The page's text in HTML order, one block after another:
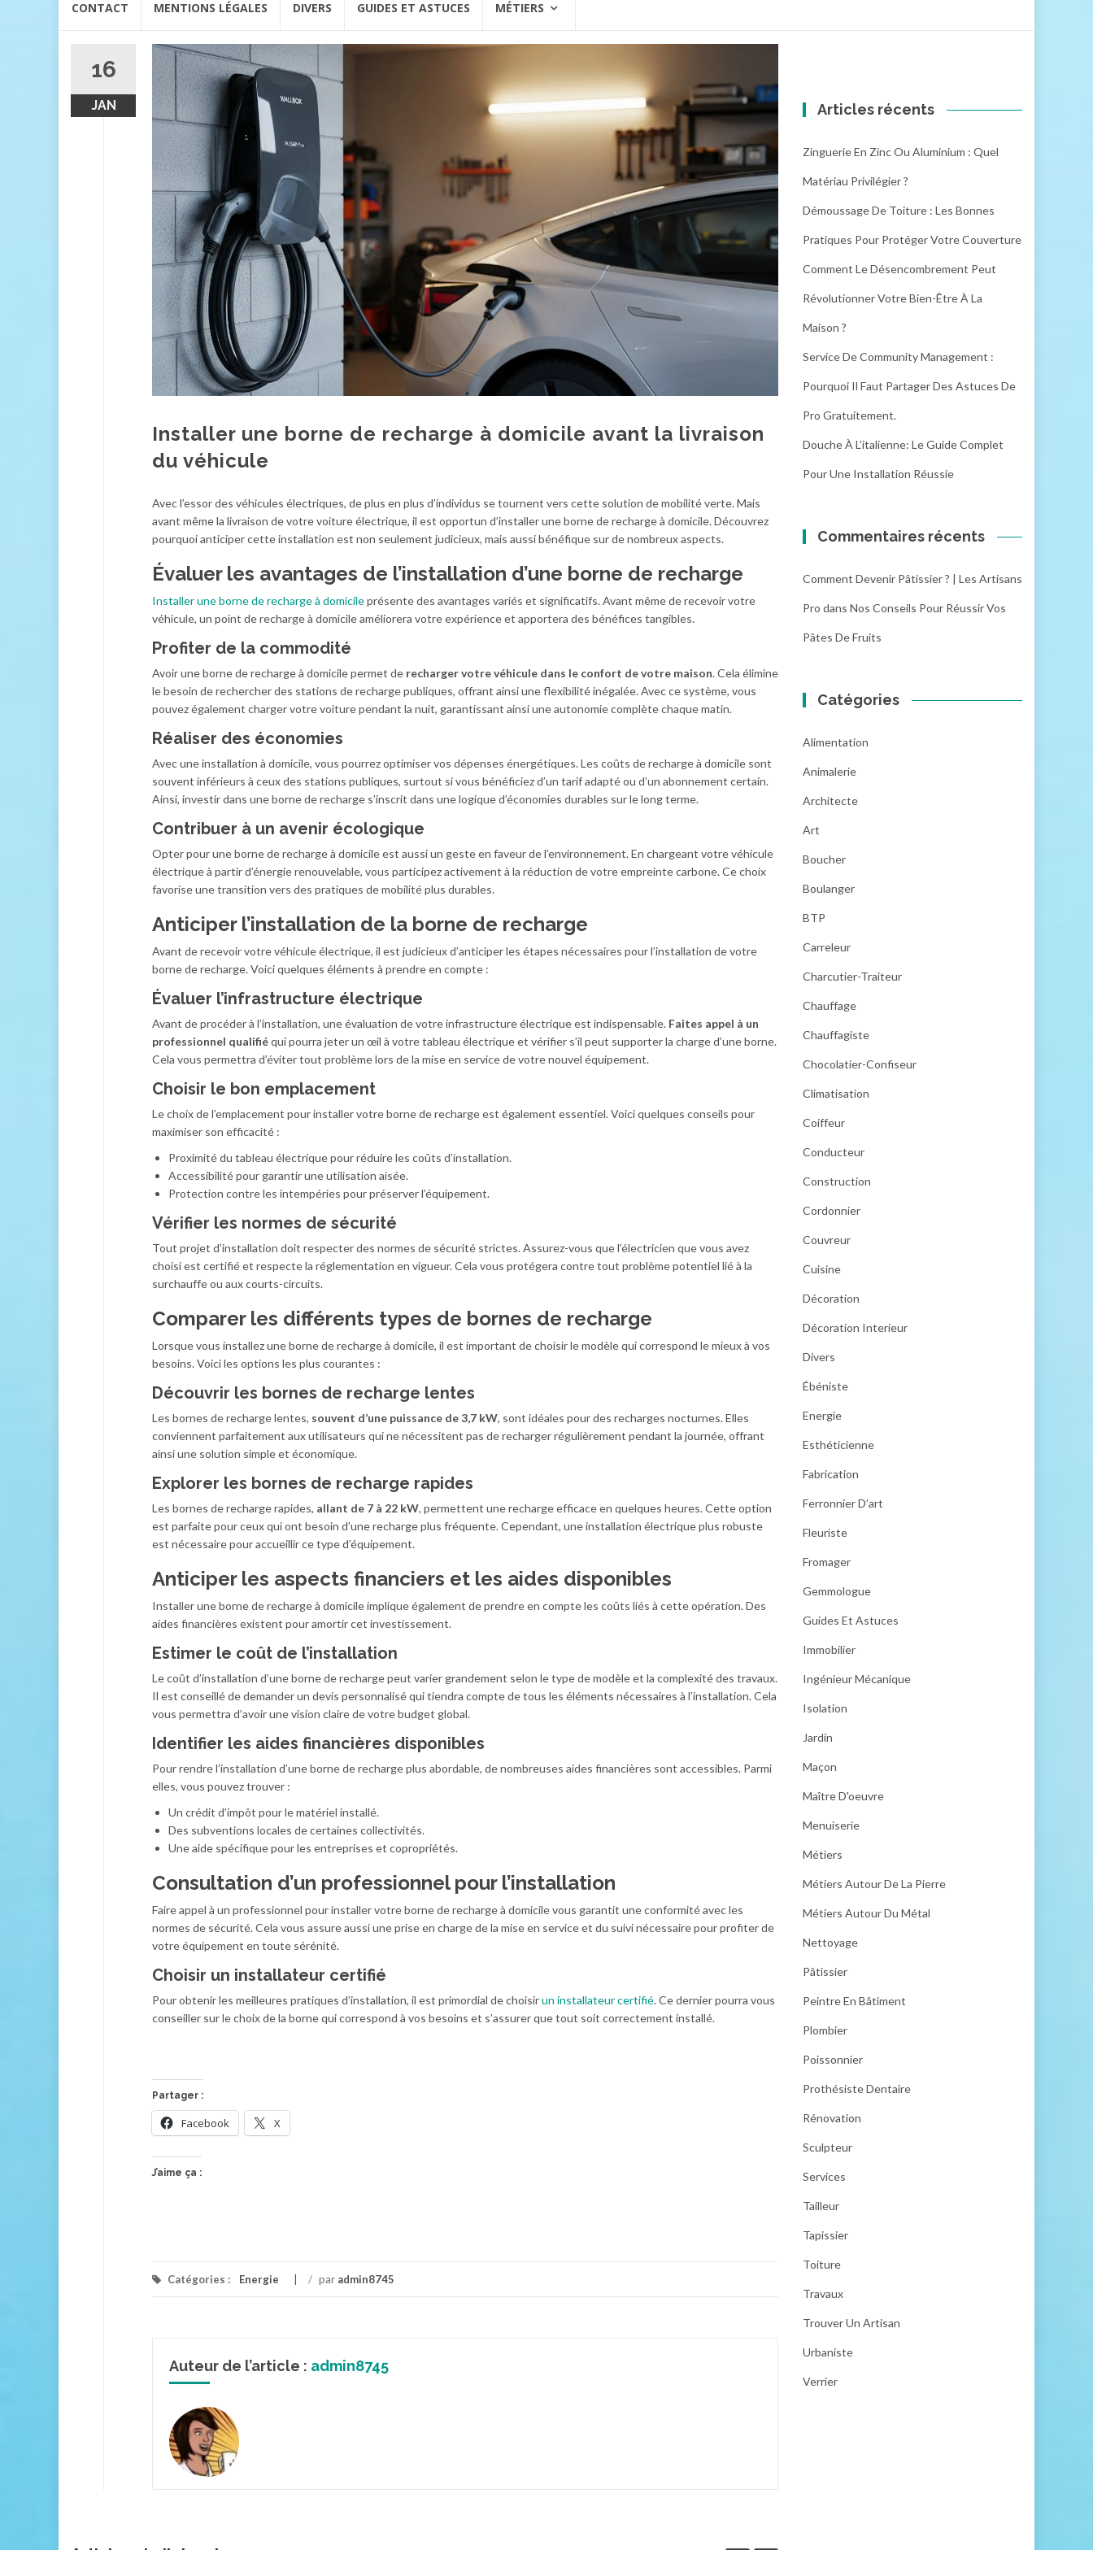
CONTACT MENTIONS LÉGALES DIVERS GUIDES ET ASTUCES MÉTIERS
16
JAN
Installer une borne de recharge à domicile avant la livraison
du véhicule
Avec l’essor des véhicules électriques, de plus en plus d’individus se tournent vers cette solution de mobilité verte. Mais
avant même la livraison de votre voiture électrique, il est opportun d’installer une borne de recharge à domicile. Découvrez
pourquoi anticiper cette installation est non seulement judicieux, mais aussi bénéfique sur de nombreux aspects.
Évaluer les avantages de l’installation d’une borne de recharge
Installer une borne de recharge à domicileprésente des avantages variés et significatifs. Avant même de recevoir votre
véhicule, un point de recharge à domicile améliorera votre expérience et apportera des bénéfices tangibles.
Profiter de la commodité
Avoir une borne de recharge à domicile permet de recharger votre véhicule dans le confort de votre maison. Cela élimine
le besoin de rechercher des stations de recharge publiques, offrant ainsi une flexibilité inégalée. Avec ce système, vous
pouvez également charger votre voiture pendant la nuit, garantissant ainsi une autonomie complète chaque matin.
Réaliser des économies
Avec une installation à domicile, vous pourrez optimiser vos dépenses énergétiques. Les coûts de recharge à domicile sont
souvent inférieurs à ceux des stations publiques, surtout si vous bénéficiez d’un tarif adapté ou d’un abonnement certain.
Ainsi, investir dans une borne de recharge s’inscrit dans une logique d’économies durables sur le long terme.
Contribuer à un avenir écologique
Opter pour une borne de recharge à domicile est aussi un geste en faveur de l’environnement. En chargeant votre véhicule
électrique à partir d’énergie renouvelable, vous participez activement à la réduction de votre empreinte carbone. Ce choix
favorise une transition vers des pratiques de mobilité plus durables.
Anticiper l’installation de la borne de recharge
Avant de recevoir votre véhicule électrique, il est judicieux d’anticiper les étapes nécessaires pour l’installation de votre
borne de recharge. Voici quelques éléments à prendre en compte :
Évaluer l’infrastructure électrique
Avant de procéder à l’installation, une évaluation de votre infrastructure électrique est indispensable. Faites appel à un
professionnel qualifiéqui pourra jeter un œil à votre tableau électrique et vérifier s’il peut supporter la charge d’une borne.
Cela vous permettra d’éviter tout problème lors de la mise en service de votre nouvel équipement.
Choisir le bon emplacement
Le choix de l’emplacement pour installer votre borne de recharge est également essentiel. Voici quelques conseils pour
maximiser son efficacité :
Proximité du tableau électrique pour réduire les coûts d’installation.
Accessibilité pour garantir une utilisation aisée.
Protection contre les intempéries pour préserver l’équipement.
Vérifier les normes de sécurité
Tout projet d’installation doit respecter des normes de sécurité strictes. Assurez-vous que l’électricien que vous avez
choisi est certifié et respecte la réglementation en vigueur. Cela vous protégera contre tout problème potentiel lié à la
surchauffe ou aux courts-circuits.
Comparer les différents types de bornes de recharge
Lorsque vous installez une borne de recharge à domicile, il est important de choisir le modèle qui correspond le mieux à vos
besoins. Voici les options les plus courantes :
Découvrir les bornes de recharge lentes
Les bornes de recharge lentes, souvent d’une puissance de 3,7 kW, sont idéales pour des recharges nocturnes. Elles
conviennent parfaitement aux utilisateurs qui ne nécessitent pas de recharger régulièrement pendant la journée, offrant
ainsi une solution simple et économique.
Explorer les bornes de recharge rapides
Les bornes de recharge rapides, allant de 7 à 22 kW, permettent une recharge efficace en quelques heures. Cette option
est parfaite pour ceux qui ont besoin d’une recharge plus fréquente. Cependant, une installation électrique plus robuste
est nécessaire pour accueillir ce type d’équipement.
Anticiper les aspects financiers et les aides disponibles
Installer une borne de recharge à domicile implique également de prendre en compte les coûts liés à cette opération. Des
aides financières existent pour amortir cet investissement.
Estimer le coût de l’installation
Le coût d’installation d’une borne de recharge peut varier grandement selon le type de modèle et la complexité des travaux.
Il est conseillé de demander un devis personnalisé qui tiendra compte de tous les éléments nécessaires à l’installation. Cela
vous permettra d’avoir une vision claire de votre budget global.
Identifier les aides financières disponibles
Pour rendre l’installation d’une borne de recharge plus abordable, de nombreuses aides financières sont accessibles. Parmi
elles, vous pouvez trouver :
Un crédit d’impôt pour le matériel installé.
Des subventions locales de certaines collectivités.
Une aide spécifique pour les entreprises et copropriétés.
Consultation d’un professionnel pour l’installation
Faire appel à un professionnel pour installer votre borne de recharge à domicile vous garantit une conformité avec les
normes de sécurité. Cela vous assure aussi une prise en charge de la mise en service et du suivi nécessaire pour profiter de
votre équipement en toute sérénité.
Choisir un installateur certifié
Pour obtenir les meilleures pratiques d’installation, il est primordial de choisirun installateur certifié. Ce dernier pourra vous
conseiller sur le choix de la borne qui correspond à vos besoins et s’assurer que tout soit correctement installé.
Partager :
Facebook X
J’aime ça :
Catégories : Energie / par admin8745
Auteur de l’article : admin8745
Articles récents
Zinguerie En Zinc Ou Aluminium : Quel
Matériau Privilégier ?
Démoussage De Toiture : Les Bonnes
Pratiques Pour Protéger Votre Couverture
Comment Le Désencombrement Peut
Révolutionner Votre Bien-Être À La
Maison ?
Service De Community Management :
Pourquoi Il Faut Partager Des Astuces De
Pro Gratuitement.
Douche À L’italienne: Le Guide Complet
Pour Une Installation Réussie
Commentaires récents
Comment Devenir Pâtissier ? | Les Artisans
Pro dans Nos Conseils Pour Réussir Vos
Pâtes De Fruits
Catégories
Alimentation
Animalerie
Architecte
Art
Boucher
Boulanger
BTP
Carreleur
Charcutier-Traiteur
Chauffage
Chauffagiste
Chocolatier-Confiseur
Climatisation
Coiffeur
Conducteur
Construction
Cordonnier
Couvreur
Cuisine
Décoration
Décoration Interieur
Divers
Ébéniste
Energie
Esthéticienne
Fabrication
Ferronnier D’art
Fleuriste
Fromager
Gemmologue
Guides Et Astuces
Immobilier
Ingénieur Mécanique
Isolation
Jardin
Maçon
Maître D'oeuvre
Menuiserie
Métiers
Métiers Autour De La Pierre
Métiers Autour Du Métal
Nettoyage
Pâtissier
Peintre En Bâtiment
Plombier
Poissonnier
Prothésiste Dentaire
Rénovation
Sculpteur
Services
Tailleur
Tapissier
Toiture
Travaux
Trouver Un Artisan
Urbaniste
Verrier